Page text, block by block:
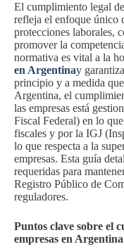
El cumplimiento legal
refleja el enfoque único
protecciones laborales,
promover la
normativa es vital a la
en Argentinay
principio y a medida
Argentina, el
las empresas está
Fiscal Federal) en lo
fiscales y por la IGJ
lo que respecta a la
empresas. Esta guía
requeridas para
Registro Público de
reguladores.
Puntos clave sobre el
empresas en Argentina